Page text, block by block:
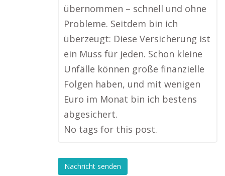
übernommen – schnell und ohne
Probleme. Seitdem bin ich
überzeugt: Diese Versicherung ist
ein Muss für jeden. Schon kleine
Unfälle können große finanzielle
Folgen haben, und mit wenigen
Euro im Monat bin ich bestens
abgesichert.
No tags for this post.
Nachricht senden